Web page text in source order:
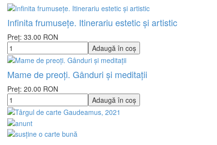
Infinita frumusețe. Itinerariu estetic și artistic
Preț: 33.00 RON
Mame de preoți. Gânduri și meditații
Preț: 20.00 RON